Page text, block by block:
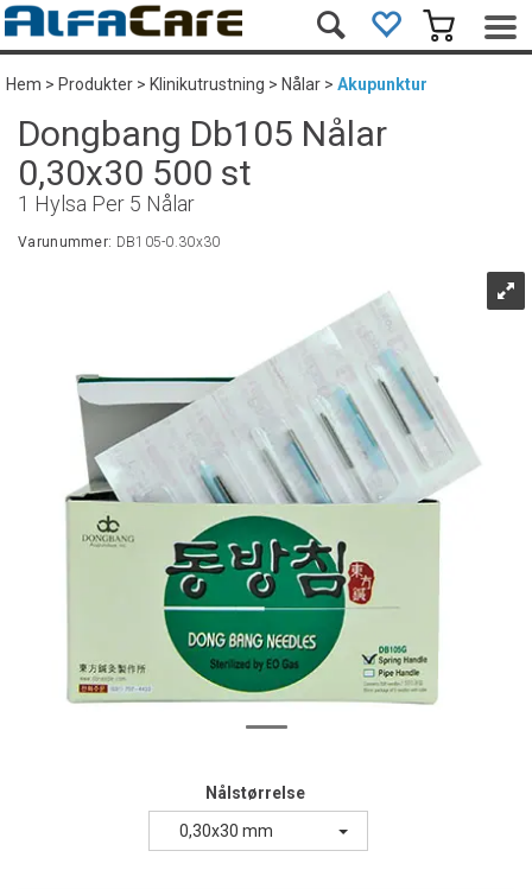
Hem>Produkter>Klinikutrustning>Nålar>Akupunktur
Dongbang Db105 Nålar
0,30x30 500 st
1 Hylsa Per 5 Nålar
Varunummer: DB105-0.30x30
Nålstørrelse
0,30x30 mm